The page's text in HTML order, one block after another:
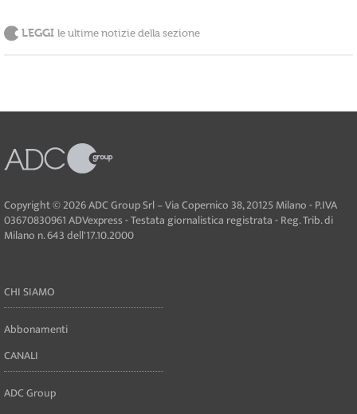
LEGGI le ultime notizie della sezione
Copyright © 2026 ADC Group Srl – Via Copernico 38, 20125 Milano - P.IVA
03670830961 ADVexpress - Testata giornalistica registrata - Reg. Trib. di
Milano n. 643 dell'17.10.2000
CHI SIAMO
Abbonamenti
CANALI
ADC Group